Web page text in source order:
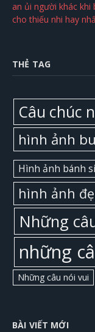
an ủi người khác khi
cho thiếu nhi hay
THẺ TAG
Câu chúc
hình ảnh
Hình ảnh bánh
hình ảnh
Những
những
Những câu nói vui
BÀI VIẾT MỚI